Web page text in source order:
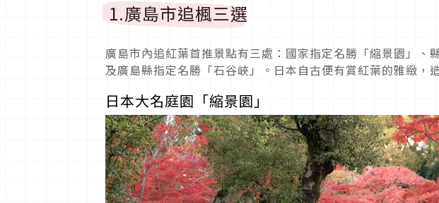
1.廣島市追楓三選
廣島市內追紅葉首推景點有三處：國家指定名勝「縮景園」、
及廣島縣指定名勝「石谷峽」。日本自古便有賞紅葉的雅緻，
日本大名庭園「縮景園」